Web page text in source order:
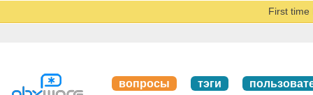
First time
вопросы тэги